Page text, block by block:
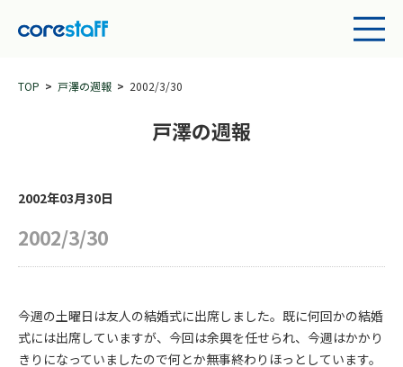
TOP 戸澤の週報 2002/3/30
戸澤の週報
2002年03月30日
2002/3/30
今週の土曜日は友人の結婚式に出席しました。既に何回かの結婚
式には出席していますが、今回は余興を任せられ、今週はかかり
きりになっていましたので何とか無事終わりほっとしています。